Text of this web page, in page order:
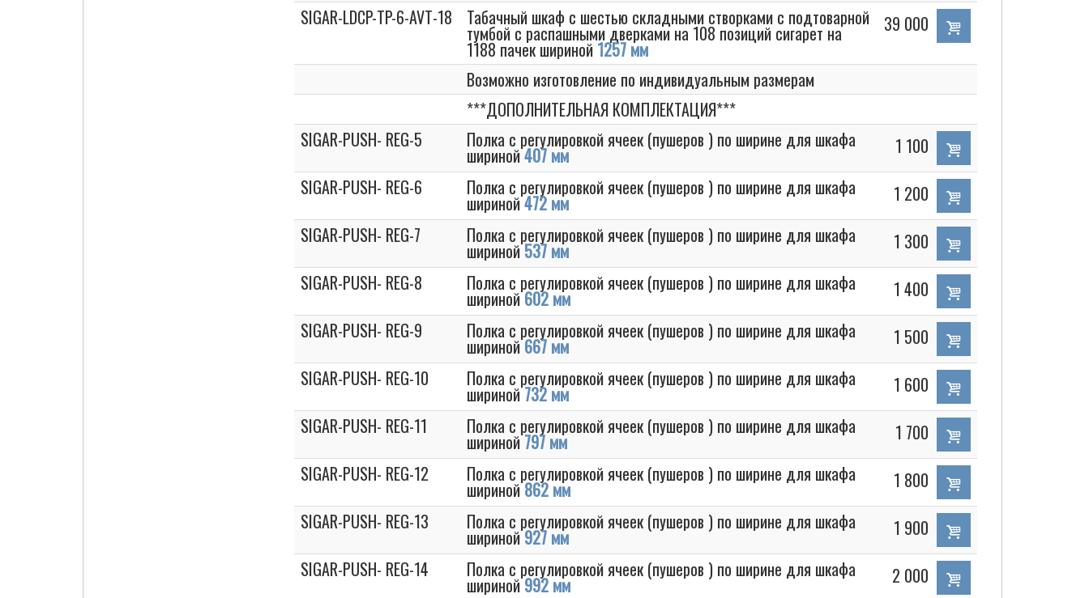
SIGAR-LDCP-TP-6-AVT-18 Табачный шкаф с шестью складными створками с подтоварной
тумбой с распашными дверками на 108 позиций сигарет на
1188 пачек шириной 1257 мм
39 000
Возможно изготовление по индивидуальным размерам
***ДОПОЛНИТЕЛЬНАЯ КОМПЛЕКТАЦИЯ***
SIGAR-PUSH- REG-5
Полка с регулировкой ячеек (пушеров ) по ширине для шкафа
шириной407 мм
1 100
SIGAR-PUSH- REG-6
Полка с регулировкой ячеек (пушеров ) по ширине для шкафа
шириной472 мм
1 200
SIGAR-PUSH- REG-7
Полка с регулировкой ячеек (пушеров ) по ширине для шкафа
шириной537 мм
1 300
SIGAR-PUSH- REG-8
Полка с регулировкой ячеек (пушеров ) по ширине для шкафа
шириной602 мм
1 400
SIGAR-PUSH- REG-9
Полка с регулировкой ячеек (пушеров ) по ширине для шкафа
шириной667 мм
1 500
SIGAR-PUSH- REG-10
Полка с регулировкой ячеек (пушеров ) по ширине для шкафа
шириной732 мм
1 600
SIGAR-PUSH- REG-11
Полка с регулировкой ячеек (пушеров ) по ширине для шкафа
шириной797 мм
1 700
SIGAR-PUSH- REG-12
Полка с регулировкой ячеек (пушеров ) по ширине для шкафа
шириной862 мм
1 800
SIGAR-PUSH- REG-13
Полка с регулировкой ячеек (пушеров ) по ширине для шкафа
шириной927 мм
1 900
SIGAR-PUSH- REG-14
Полка с регулировкой ячеек (пушеров ) по ширине для шкафа
шириной992 мм
2 000